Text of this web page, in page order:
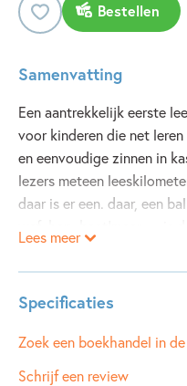
Bestellen
Samenvatting
Een aantrekkelijk eerste
voor kinderen die net
en eenvoudige zinnen in
lezers meteen
daar is er een. daar, een
Lees meer
Specificaties
Leeftijdsindicatie: 6 - 7
ISBN:
9789048736294
Zoek een boekhandel in
Schrijf een review